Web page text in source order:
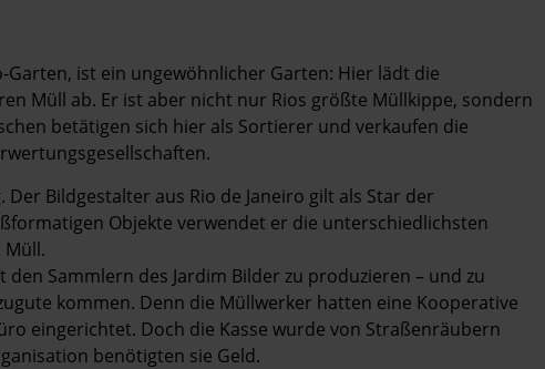
ist ein ungewöhnlicher Garten: Hier lädt die
Müll ab. Er ist aber nicht nur Rios größte Müllkippe, sondern
betätigen sich hier als Sortierer und verkaufen die
Bildgestalter aus Rio de Janeiro gilt als Star der
Objekte verwendet er die unterschiedlichsten
Müll.
Sammlern des Jardim Bilder zu produzieren – und zu
kommen. Denn die Müllwerker hatten eine Kooperative
eingerichtet. Doch die Kasse wurde von Straßenräubern
benötigten sie Geld.